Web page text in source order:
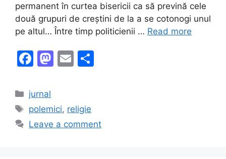
permanent în curtea bisericii ca să prevină cele
două grupuri de creștini de la a se cotonogi unul
pe altul… Între timp politicienii … Read more
F
c
e
b
M
o
d
E
l
Categories
jurnal
Tags
polemici, religie
Leave a comment